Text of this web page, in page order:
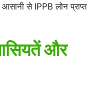
से IPPB लोन प्राप्त
और